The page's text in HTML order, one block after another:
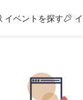
イベントを探す